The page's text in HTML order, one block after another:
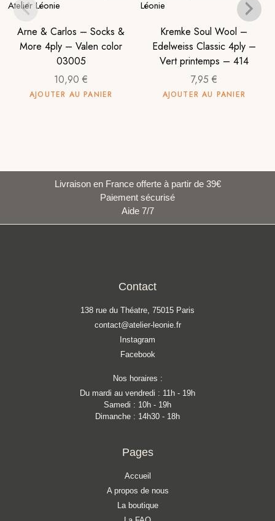
Arne & Carlos – Socks &
More 4ply – Valen color
03005
10,90€
AJOUTER AU PANIER
Kremke Soul Wool –
Edelweiss Classic 4ply –
Vert printemps – 414
7,95 €
AJOUTER AU PANIER
Livraison en France offerte à partir de 39€
Paiement sécurisé
Aide 7/7
Contact
138 rue du Théatre, 75015 Paris
contact@atelier-leonie.fr
Instagram
Facebook
Nos horaires :
Du mardi au vendredi : 11h - 19h
Samedi : 10h - 19h
Dimanche : 14h30 - 18h
Pages
Accueil
A propos de nous
La boutique